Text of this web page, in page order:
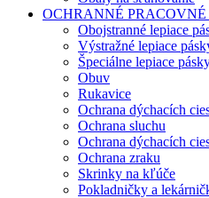
OCHRANNÉ
Obojstranné lepiace
Výstražné lepiace
Špeciálne lepiace
Obuv
Rukavice
Ochrana dýchacích
Ochrana sluchu
Ochrana dýchacích
Ochrana zraku
Skrinky na kľúče
Pokladničky a